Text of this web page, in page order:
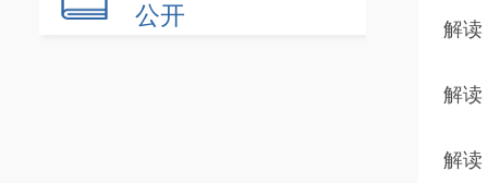
公开
解读
解读
解读